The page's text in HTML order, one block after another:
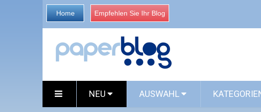
Home Empfehlen Sie Ihr Blog
NEU AUSWAHL